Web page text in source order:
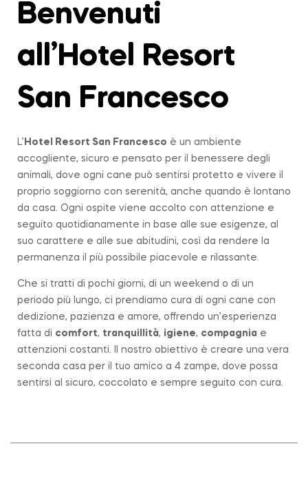
Benvenuti
all’Hotel Resort
San Francesco
L’ Hotel Resort San Francesco è un ambiente
accogliente, sicuro e pensato per il benessere degli
animali, dove ogni cane può sentirsi protetto e vivere il
proprio soggiorno con serenità, anche quando è lontano
da casa. Ogni ospite viene accolto con attenzione e
seguito quotidianamente in base alle sue esigenze, al
suo carattere e alle sue abitudini, così da rendere la
permanenza il più possibile piacevole e rilassante.
Che si tratti di pochi giorni, di un weekend o di un
periodo più lungo, ci prendiamo cura di ogni cane con
dedizione, pazienza e amore, offrendo un’esperienza
fatta di comfort, tranquillità, igiene, compagnia e
attenzioni costanti. Il nostro obiettivo è creare una vera
seconda casa per il tuo amico a 4 zampe, dove possa
sentirsi al sicuro, coccolato e sempre seguito con cura.